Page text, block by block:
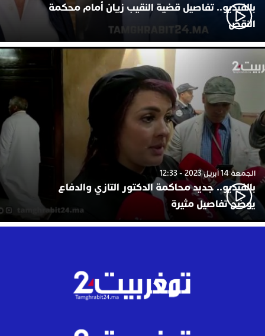
بالفيديو.. تفاصيل قضية النقيب زيان أمام محكمة
النقض
الجمعة 14 أبريل 2023 - 12:33
بالفيديو.. جديد محاكمة الدكتور التازي والدفاع
يوضح تفاصيل مثيرة